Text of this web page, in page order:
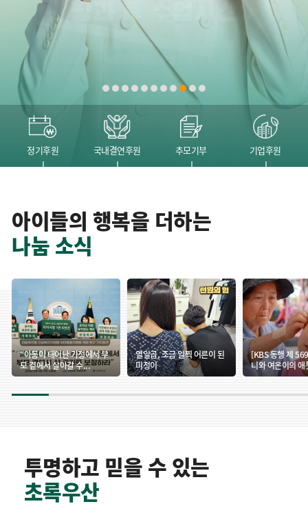
초록우산 그린리더클럽
아이들이 열 손가락 가득 꿈을 꾸도록
정기후원 국내결연후원 추모기부 기업후원
아이들의 행복을 더하는
나눔 소식
“아동이 태어난 가정에서 부
모 곁에서 살아갈 수...
열일곱, 조금 일찍 어른이 된
미정이
[KBS 동행 제
니와 여온이의
투명하고 믿을 수 있는
초록우산